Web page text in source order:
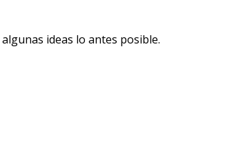
ideas lo antes posible.